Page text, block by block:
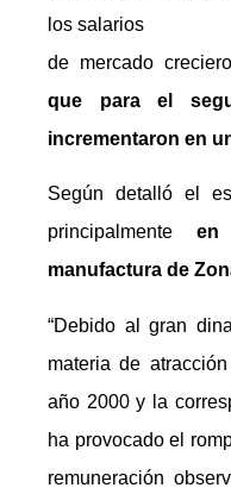
los salarios
de mercado
que para el
incrementaron en
Según detalló el
principalmenteen
manufactura de
“Debido al gran
materia de
año 2000 y la
ha provocado el
remuneración